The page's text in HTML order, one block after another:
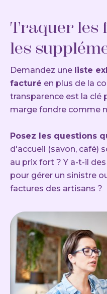
Traquer les
les
Demandez une liste
facturé en plus de la
transparence est la clé
marge fondre comme
Posez les questions
d'accueil (savon, café)
au prix fort ? Y a-t-il
pour gérer un sinistre
factures des artisans ?